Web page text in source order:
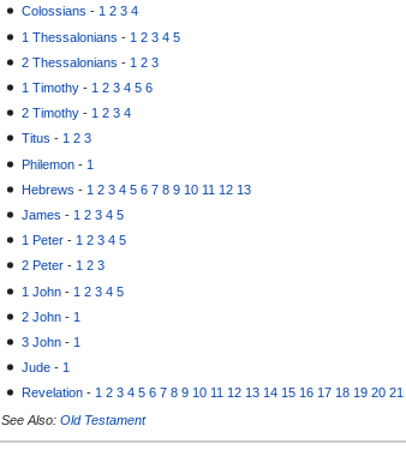
Colossians - 1 2 3 4
1 Thessalonians - 1 2 3 4 5
2 Thessalonians - 1 2 3
1 Timothy - 1 2 3 4 5 6
2 Timothy - 1 2 3 4
Titus - 1 2 3
Philemon - 1
Hebrews - 1 2 3 4 5 6 7 8 9 10 11 12 13
James - 1 2 3 4 5
1 Peter - 1 2 3 4 5
2 Peter -1 2 3
1 John - 1 2 3 4 5
2 John - 1
3 John - 1
Jude - 1
Revelation -1 2 3 4 5 6 7 8 9 10 11 12 13 14 15 16 17 18 19 20 21
See Also: Old Testament